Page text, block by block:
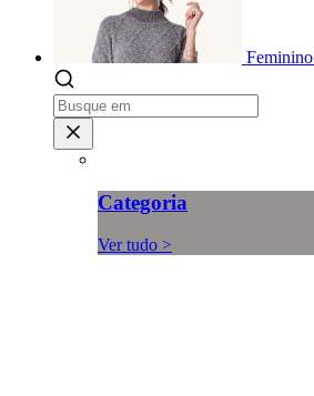
Feminino
Categoria
Ver tudo >